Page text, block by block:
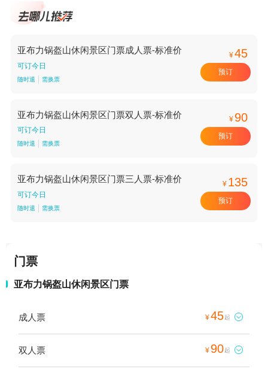
亚布力锅盔山休闲景区门票成人票-标准价
可订今日
随时退 需换票
¥45
预订
亚布力锅盔山休闲景区门票双人票-标准价
可订今日
随时退 需换票
¥ 90
预订
亚布力锅盔山休闲景区门票三人票-标准价
可订今日
随时退 需换票
¥ 135
预订
门票
亚布力锅盔山休闲景区门票
成人票 ¥45起 
双人票 ¥ 90起 